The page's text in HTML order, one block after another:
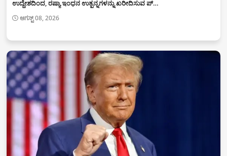
ಉದ್ದೇಶದಿಂದ, ರಷ್ಯಾ ಇಂಧನ ಉತ್ಪನ್ನಗಳನ್ನು ಖರೀದಿಸುವ ಪ್…
ಆಗಸ್ಟ್ 08, 2026